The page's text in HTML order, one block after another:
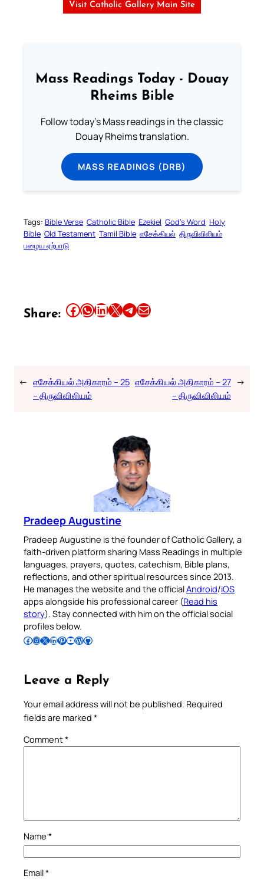
Visit Catholic Gallery Main Site
Mass Readings Today - Douay
Rheims Bible
Follow today's Mass readings in the classic
Douay Rheims translation.
MASS READINGS (DRB)
Tags: Bible Verse Catholic Bible Ezekiel God’s Word Holy
Bible Old Testament Tamil Bible எசேக்கியல் திருவிவிலியம்
பழைய ஏற்பாடு
Share: Share this article on Facebook Share this article on WhatsApp Share this article on LinkedIn Share this article on X Share this article on TelegramEmail this Article
← எசேக்கியல் அதிகாரம் – 25
– திருவிவிலியம்
எசேக்கியல் அதிகாரம் – 27
– திருவிவிலியம்
→
Pradeep Augustine
Pradeep Augustine is the founder of Catholic Gallery, a
faith-driven platform sharing Mass Readings in multiple
languages, prayers, quotes, catechism, Bible plans,
reflections, and other spiritual resources since 2013.
He manages the website and the officialAndroid/iOS
apps alongside his professional career (Read his
story). Stay connected with him on the official social
profiles below.
Follow Pradeep on Facebook Follow Pradeep on InstagramFollow Pradeep on X Follow Pradeep on LinkedIn Follow Pradeep on Pinterest Subscribe to Pradeep’s Youtube Channel Follow Pradeep on WordPress Follow Pradeep on GitHub
Leave a Reply
Your email address will not be published. Required
fields are marked *
Comment*
Name *
Email*